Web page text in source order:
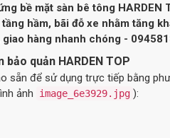
bề mặt sàn bê tông HARDEN
hầm, bãi đỗ xe nhằm tăng
hàng nhanh chóng -
quản HARDEN TOP
sẵn để sử dụng trực tiếp bằng
ảnh
image_6e3929.jpg ):